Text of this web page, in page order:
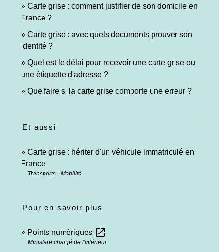
Carte grise : comment justifier de son domicile en
France ?
Carte grise : avec quels documents prouver son
identité ?
Quel est le délai pour recevoir une carte grise ou
une étiquette d'adresse ?
Que faire si la carte grise comporte une erreur ?
Et aussi
Carte grise : hériter d'un véhicule immatriculé en
France
Transports - Mobilité
Pour en savoir plus
Points numériques open_in_new
Ministère chargé de l'intérieur